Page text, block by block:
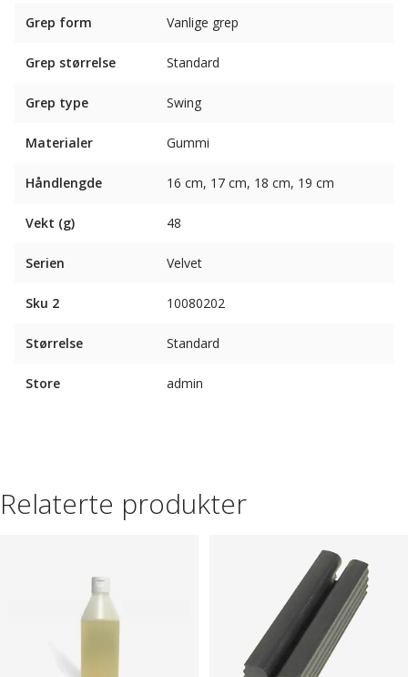
Grep form Vanlige grep
Grep størrelse Standard
Grep type Swing
Materialer Gummi
Håndlengde 16 cm, 17 cm, 18 cm, 19 cm
Vekt (g) 48
Serien Velvet
Sku 2 10080202
Størrelse Standard
Store admin
Relaterte produkter